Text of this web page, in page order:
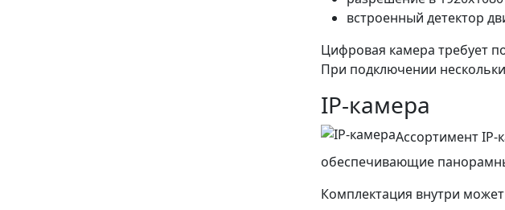
встроенный детектор
Цифровая камера требует
При подключении
IP-камера
Ассортимент
обеспечивающие
Комплектация внутри